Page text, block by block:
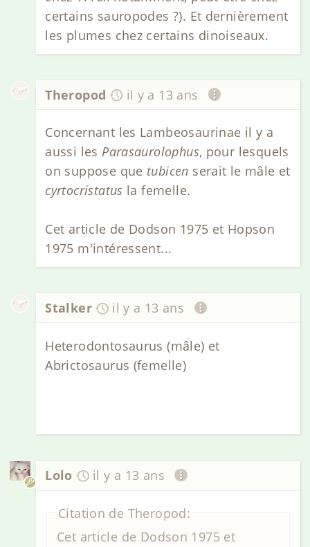
certains sauropodes ?). Et dernièrement
les plumes chez certains dinoiseaux.
Theropod il y a 13 ans
Concernant les Lambeosaurinae il y a
aussi les Parasaurolophus, pour lesquels
on suppose que tubicen serait le mâle et
cyrtocristatus la femelle.
Cet article de Dodson 1975 et Hopson
1975 m'intéressent...
Stalker il y a 13 ans
Heterodontosaurus (mâle) et
Abrictosaurus (femelle)
Lolo il y a 13 ans
Citation de Theropod:
Cet article de Dodson 1975 et